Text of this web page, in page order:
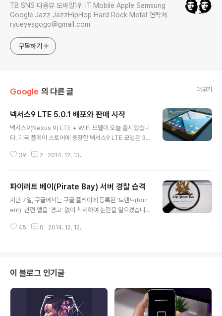
TB SNS 다음뷰 모바일1위 IT Mobile Apple Samsung
Google Jazz JazzHipHop Hard Rock Metal 연락처
ryueyesgogo@gmail.com
구독하기
Google 의 다른 글 더보기
넥서스9 LTE 5.0.1 배포와 판매 시작
넥서스9(Nexus 9) LTE + WiFi 모델이 오늘 출시했습니
다. 미국 플레이 스토어에 등장한 넥서스9 LTE 모델은 32
전합니다. LTE 모델은 32GB 만 출시되며 16GB는 출시
LTE 출시 예정 가격은 71.9만원입니다. 미국 보다 출고가
가 6만원 더 비쌉니다.(삼성 스마트폰 '생각하면' 이런걸 한
국 차별이라 부르기는 어렵습니다.) 이와 함께, 구글에서는
0.1 팩토리 이미지도 함께 배포했습니다. Download Ne
39 2 2014. 12. 13.
파이러트 베이(Pirate Bay) 서버 경찰 습격
지난 7일, 구글에서는 구글 플레이에 등록된 '토렌트(torr
ent)' 관련 앱을 '경고' 없이 삭제하여 논란을 일으켰습니
공유 사이트인 '파이러트베이(Pirate Bay)'와 관련된 앱
y 사용자들의 강한 반발이 제기됐고,(구글의 구글 플레이
정책은 사전 검열 및 멜웨어로 판단된 앱을 제외하고는 삭
제를 하지 않고 누구든지 자유롭게 앱을 등록할 수 있습니
다.) The Pirate Bay Proxy의 개발자는 "구글의 크롬
45 0 2014. 12. 12.
이 블로그 인기글